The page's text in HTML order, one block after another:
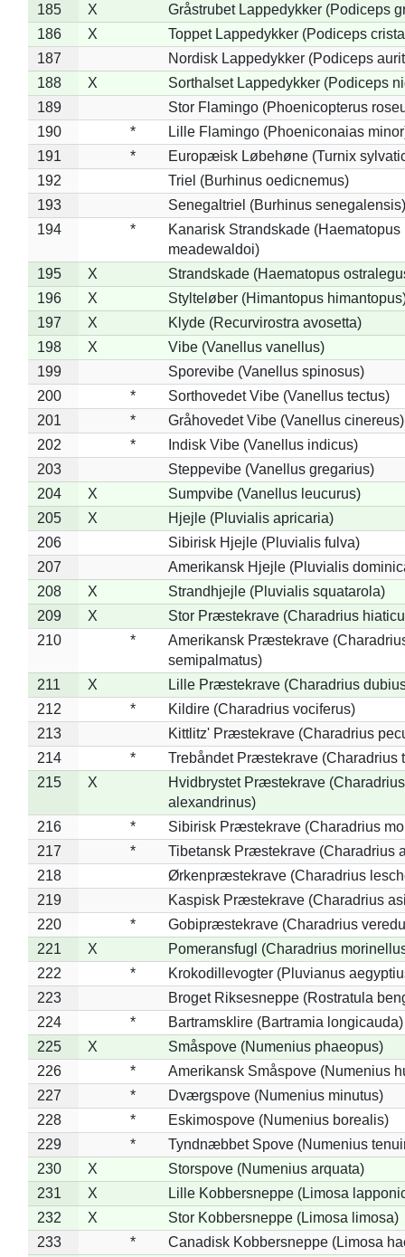
185
X
Gråstrubet Lappedykker (Podiceps
186
X
Toppet Lappedykker (Podiceps
187
Nordisk Lappedykker (Podiceps
188
X
Sorthalset Lappedykker (Podiceps
189
Stor Flamingo (Phoenicopterus
190
*
Lille Flamingo (Phoeniconaias
191
*
Europæisk Løbehøne (Turnix
192
Triel (Burhinus oedicnemus)
193
Senegaltriel (Burhinus senegalensis)
194
*
Kanarisk Strandskade (Haematopus
meadewaldoi)
195
X
Strandskade (Haematopus
196
X
Stylteløber (Himantopus
197
X
Klyde (Recurvirostra avosetta)
198
X
Vibe (Vanellus vanellus)
199
Sporevibe (Vanellus spinosus)
200
*
Sorthovedet Vibe (Vanellus tectus)
201
*
Gråhovedet Vibe (Vanellus cinereus)
202
*
Indisk Vibe (Vanellus indicus)
203
Steppevibe (Vanellus gregarius)
204
X
Sumpvibe (Vanellus leucurus)
205
X
Hjejle (Pluvialis apricaria)
206
Sibirisk Hjejle (Pluvialis fulva)
207
Amerikansk Hjejle (Pluvialis
208
X
Strandhjejle (Pluvialis squatarola)
209
X
Stor Præstekrave (Charadrius
210
*
Amerikansk Præstekrave
semipalmatus)
211
X
Lille Præstekrave (Charadrius
212
*
Kildire (Charadrius vociferus)
213
Kittlitz' Præstekrave (Charadrius
214
*
Trebåndet Præstekrave (Charadrius
215
X
Hvidbrystet Præstekrave (Charadrius
alexandrinus)
216
*
Sibirisk Præstekrave (Charadrius
217
*
Tibetansk Præstekrave (Charadrius
218
Ørkenpræstekrave (Charadrius
219
Kaspisk Præstekrave (Charadrius
220
*
Gobipræstekrave (Charadrius
221
X
Pomeransfugl (Charadrius
222
*
Krokodillevogter (Pluvianus
223
Broget Riksesneppe (Rostratula
224
*
Bartramsklire (Bartramia longicauda)
225
X
Småspove (Numenius phaeopus)
226
*
Amerikansk Småspove (Numenius
227
*
Dværgspove (Numenius minutus)
228
*
Eskimospove (Numenius borealis)
229
*
Tyndnæbbet Spove (Numenius
230
X
Storspove (Numenius arquata)
231
X
Lille Kobbersneppe (Limosa
232
X
Stor Kobbersneppe (Limosa limosa)
233
* Canadisk Kobbersneppe (Limosa